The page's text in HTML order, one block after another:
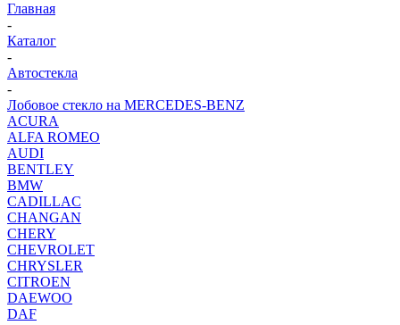
Главная
-
Каталог
-
Автостекла
-
Лобовое стекло на MERCEDES-BENZ
ACURA
ALFA ROMEO
AUDI
BENTLEY
BMW
CADILLAC
CHANGAN
CHERY
CHEVROLET
CHRYSLER
CITROEN
DAEWOO
DAF